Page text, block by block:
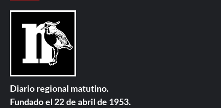
Diario regional matutino.
Fundado el 22 de abril de 1953.